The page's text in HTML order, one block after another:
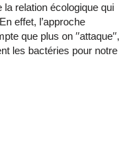
relation écologique qui
effet, l’approche
que plus on ′′attaque′′,
les bactéries pour notre